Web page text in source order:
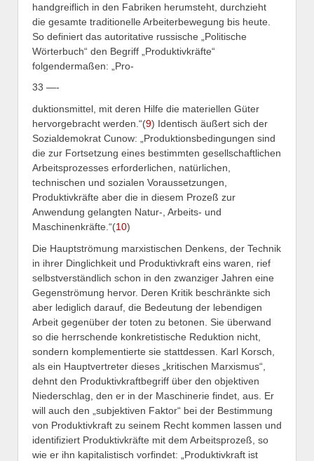
handgreiflich in den Fabriken herumsteht, durchzieht
die gesamte traditionelle Arbeiterbewegung bis heute.
So definiert das autoritative russische „Politische
Wörterbuch“ den Begriff „Produktivkräfte“
folgendermaßen: „Pro-
33 —-
duktionsmittel, mit deren Hilfe die materiellen Güter
hervorgebracht werden.“(9) Identisch äußert sich der
Sozialdemokrat Cunow: „Produktionsbedingungen sind
die zur Fortsetzung eines bestimmten gesellschaftlichen
Arbeitsprozesses erforderlichen, natürlichen,
technischen und sozialen Voraussetzungen,
Produktivkräfte aber die in diesem Prozeß zur
Anwendung gelangten Natur-, Arbeits- und
Maschinenkräfte.“(10)
Die Hauptströmung marxistischen Denkens, der Technik
in ihrer Dinglichkeit und Produktivkraft eins waren, rief
selbstverständlich schon in den zwanziger Jahren eine
Gegenströmung hervor. Deren Kritik beschränkte sich
aber lediglich darauf, die Bedeutung der lebendigen
Arbeit gegenüber der toten zu betonen. Sie überwand
so die herrschende konkretistische Reduktion nicht,
sondern komplementierte sie stattdessen. Karl Korsch,
als ein Hauptvertreter dieses „kritischen Marxismus“,
dehnt den Produktivkraftbegriff über den objektiven
Niederschlag, den er in der Maschinerie findet, aus. Er
will auch den „subjektiven Faktor“ bei der Bestimmung
von Produktivkraft zu seinem Recht kommen lassen und
identifiziert Produktivkräfte mit dem Arbeitsprozeß, so
wie er ihn kapitalistisch vorfindet: „Produktivkraft ist